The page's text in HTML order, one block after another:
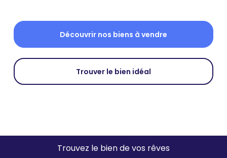
Découvrir nos biens à vendre
Trouver le bien idéal
Trouvez le bien de vos rêves